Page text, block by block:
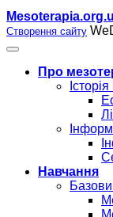
Створення сайту
Про
Навчання